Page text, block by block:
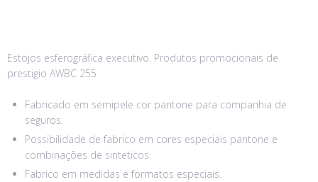
Estojos esferográfica executivo. Produtos promocionais de
prestigio AWBC 255
Fabricado em semipele cor pantone para companhia de
seguros.
Possibilidade de fabrico em cores especiais pantone e
combinações de sinteticos.
Fabrico em medidas e formatos especiais.